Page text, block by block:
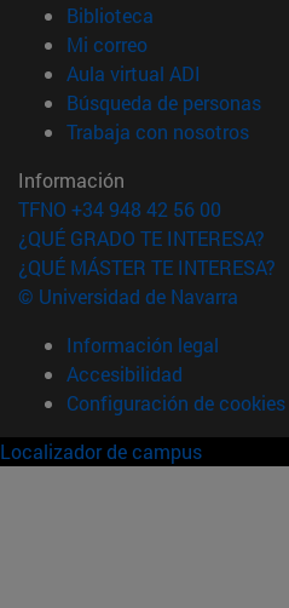
Biblioteca
Mi correo(abre en nueva
Aula virtual ADI
Búsqueda de personas
Trabaja con nosotros
Información
TFNO +34 948 42 56 00
¿QUÉ GRADO TE INTERESA?
¿QUÉ MÁSTER TE INTERESA?
© Universidad de Navarra
Información legal
Accesibilidad
Configuración de cookies
Localizador de campus